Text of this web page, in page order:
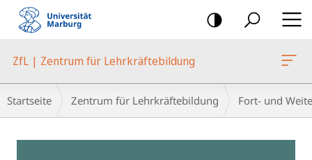
Mobile-
Navigation
ZfL | Zentrum für Lehrkräftebildung
Breadcrumb-
Navigation
Startseite Zentrum für Lehrkräftebildung Fort- und